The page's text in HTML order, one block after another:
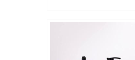
Alta calidad
MOQ: 3000